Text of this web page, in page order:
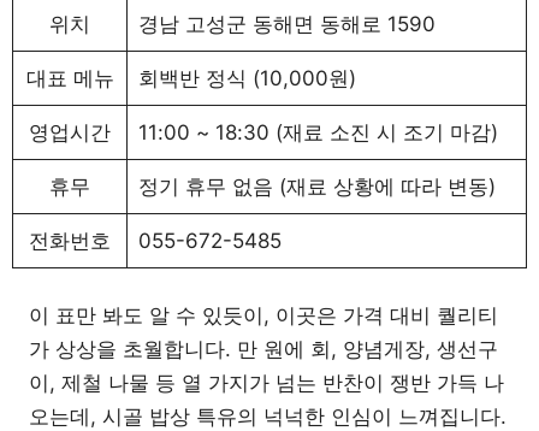
위치 경남 고성군 동해면 동해로 1590
대표 메뉴 회백반 정식 (10,000원)
영업시간 11:00 ~ 18:30 (재료 소진 시 조기 마감)
휴무 정기 휴무 없음 (재료 상황에 따라 변동)
전화번호 055-672-5485
이 표만 봐도 알 수 있듯이, 이곳은 가격 대비 퀄리티
가 상상을 초월합니다. 만 원에 회, 양념게장, 생선구
이, 제철 나물 등 열 가지가 넘는 반찬이 쟁반 가득 나
오는데, 시골 밥상 특유의 넉넉한 인심이 느껴집니다.